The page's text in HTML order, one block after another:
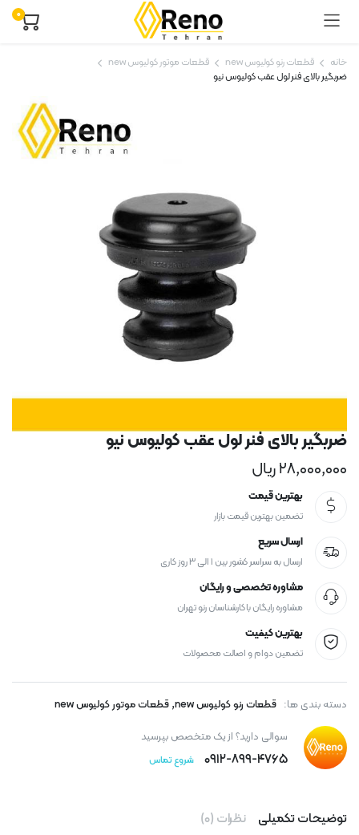
۰
خانه قطعات رنو کولیوس new
قطعات موتور کولیوس new
ضربگیر بالای فنر لول عقب کولیوس نیو
ضربگیر بالای فنر لول عقب کولیوس نیو
۲۸,۰۰۰,۰۰۰ریال
بهترین قیمت
تضمین بهترین قیمت بازار
ارسال سریع
ارسال به سراسر کشور بین ۱ الی ۳ روز کاری
مشاوره تخصصی و رایگان
مشاوره رایگان با کارشناسان رنو تهران
بهترین کیفیت
تضمین دوام و اصالت محصولات
دسته بندی ها: قطعات رنو کولیوس new , قطعات موتور کولیوس new
سوالی دارید؟ از یک متخصص بپرسید
۰۹۱۲-۸۹۹-۴۷۶۵ شروع تماس
توضیحات تکمیلی نظرات (۰)